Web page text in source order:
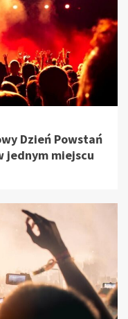
Dzień Powstań
jednym miejscu